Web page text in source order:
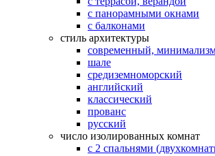
с панорамными окнами
с балконами
стиль архитектуры
современный,
шале
средиземноморский
английский
классический
прованс
русский
число изолированных комнат
с 2 спальнями